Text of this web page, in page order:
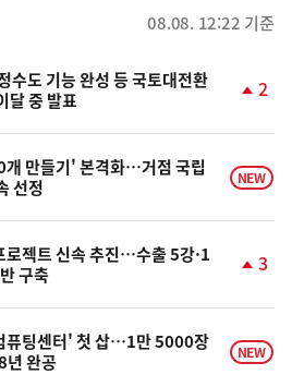
08.08. 12:22 기준
수도 기능 완성 등 국토대전환
달 중 발표
계
승
2
개 만들기' 본격화…거점 국립
선정
NEW
로젝트 신속 추진…수출 5강·1
구축
계
승
3
퓨팅센터' 첫 삽…1만 5000장
년 완공
NEW